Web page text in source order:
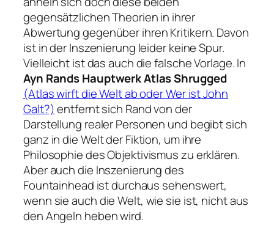
gegensätzlichen Theorien in ihrer
Abwertung gegenüber ihren Kritikern. Davon
ist in der Inszenierung leider keine Spur.
Vielleicht ist das auch die falsche Vorlage. In
Ayn Rands Hauptwerk Atlas Shrugged
(Atlas wirft die Welt ab oder Wer ist John
Galt?)entfernt sich Rand von der
Darstellung realer Personen und begibt sich
ganz in die Welt der Fiktion, um ihre
Philosophie des Objektivismus zu erklären.
Aber auch die Inszenierung des
Fountainhead ist durchaus sehenswert,
wenn sie auch die Welt, wie sie ist, nicht aus
den Angeln heben wird.